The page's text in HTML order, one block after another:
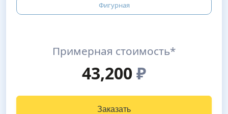
Фигурная
Примерная стоимость*
43,200₽
Заказать